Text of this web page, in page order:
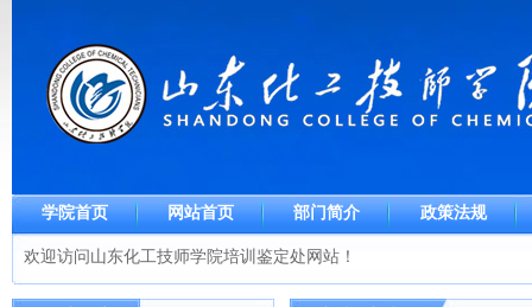
学院首页 网站首页 部门简介 政策法规
欢迎访问山东化工技师学院培训鉴定处网站！